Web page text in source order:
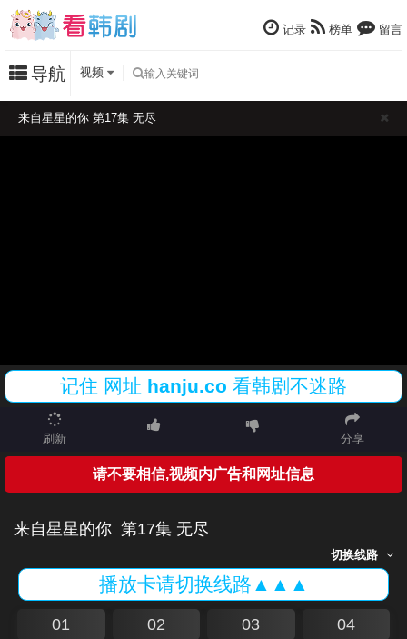
记录 榜单 留言
导航 视频
来自星星的你 第17集 无尽
记住 网址 hanju.co 看韩剧不迷路
刷新 分享
请不要相信,视频内广告和网址信息
来自星星的你 第17集 无尽
切换线路
播放卡请切换线路▲▲▲
01 02 03 04